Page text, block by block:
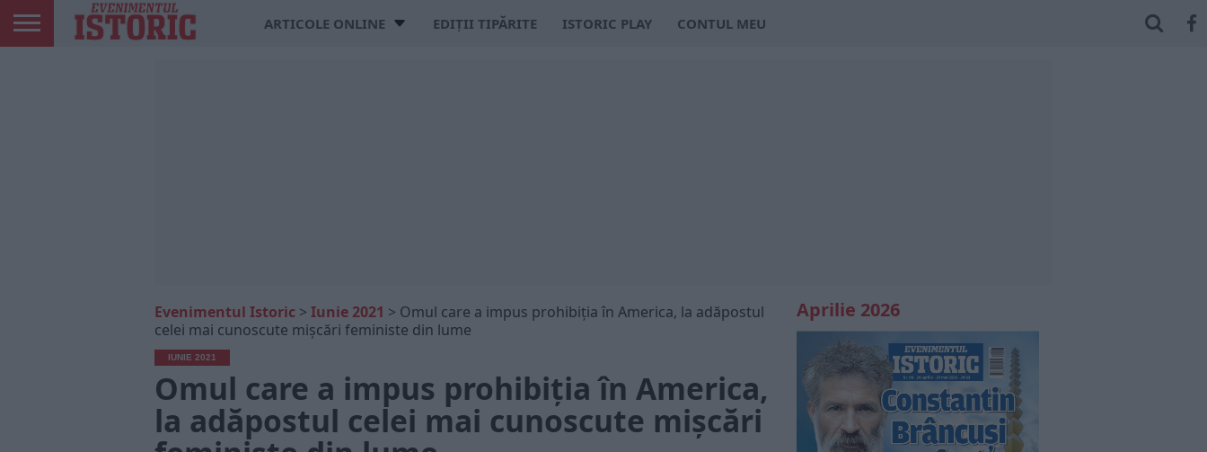
ARTICOLE ONLINE EDIȚII TIPĂRITE ISTORIC PLAY CONTUL MEU
Evenimentul Istoric > Iunie 2021 > Omul care a impus prohibiția în America, la adăpostul
celei mai cunoscute mișcări feministe din lume
IUNIE 2021
Omul care a impus prohibiția în America,
la adăpostul celei mai cunoscute mișcări
Aprilie 2026